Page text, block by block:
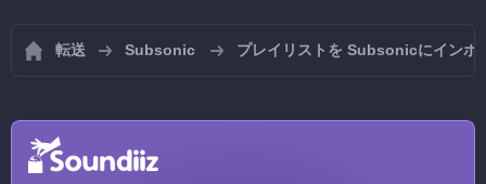
転送 Subsonic プレイリストを Subsonicにインポ